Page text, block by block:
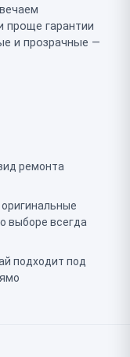
проще гарантии
и прозрачные —
ремонта
выборе всегда
подходит под